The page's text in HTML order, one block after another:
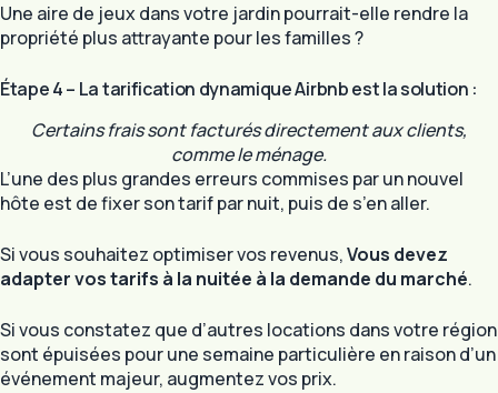
Une aire de jeux dans votre jardin pourrait-elle rendre la
propriété plus attrayante pour les familles ?
Étape 4 – La tarification dynamique Airbnb est la solution :
Certains frais sont facturés directement aux clients,
comme le ménage.
L’une des plus grandes erreurs commises par un nouvel
hôte est de fixer son tarif par nuit, puis de s’en aller.
Si vous souhaitez optimiser vos revenus,Vous devez
adapter vos tarifs à la nuitée à la demande du marché.
Si vous constatez que d’autres locations dans votre région
sont épuisées pour une semaine particulière en raison d’un
événement majeur, augmentez vos prix.